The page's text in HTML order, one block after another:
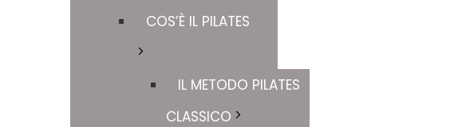
COS’È IL PILATES
IL METODO PILATES
CLASSICO